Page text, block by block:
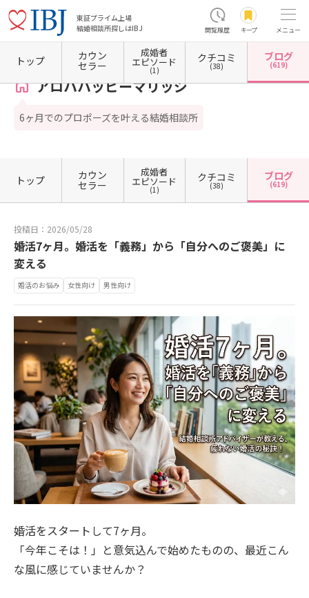
東証プライム上場
結婚相談所探しはIBJ
閲覧履歴 キープ メニュー
ホーム 神奈川県の結婚相談所 神奈川県横浜市 神奈川県横浜市西区 アロハハッピー
アロハハッピーマリッジ
6ヶ月でのプロポーズを叶える結婚相談所
トップ カウン
セラー
成婚者
エピソード
(1)
クチコミ
(38)
ブログ
(619)
トップ カウン
セラー
成婚者
エピソード
(1)
クチコミ
(38)
ブログ
(619)
投稿日：2026/05/28
婚活7ヶ月。婚活を「義務」から「自分へのご褒美」に
変える
婚活のお悩み 女性向け 男性向け
婚活をスタートして7ヶ月。
「今年こそは！」と意気込んで始めたものの、最近こん
な風に感じていませんか？